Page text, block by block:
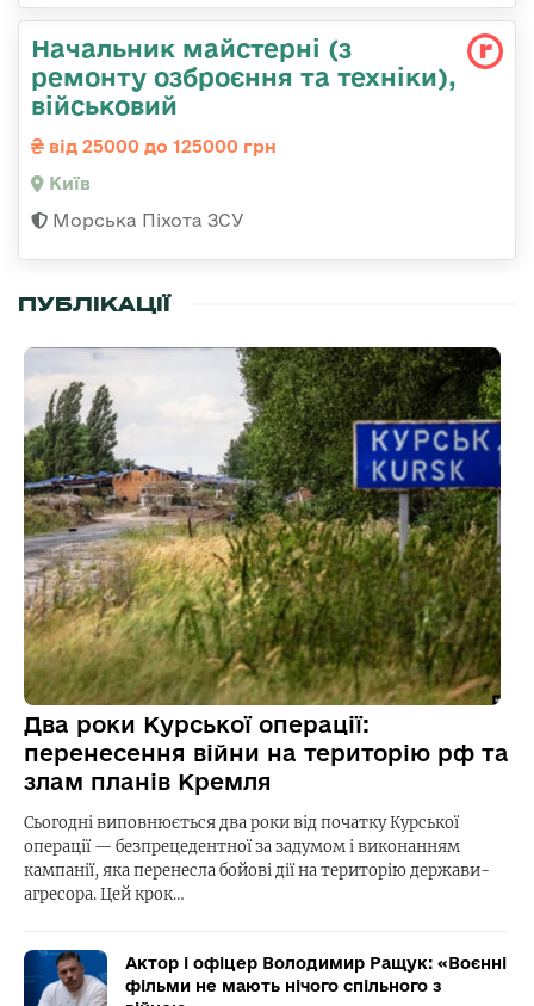
Начальник майстеpні (з
ремонту озбpоєння та техніки),
військовий
від 25000 до 125000 грн
Київ
Морська Піхота ЗСУ
ПУБЛІКАЦІЇ
Два роки Курської операції:
перенесення війни на територію рф та
злам планів Кремля
Сьогодні виповнюється два роки від початку Курської
операції — безпрецедентної за задумом і виконанням
кампанії, яка перенесла бойові дії на територію держави-
агресора. Цей крок…
Актор і офіцер Володимир Ращук: «Воєнні
фільми не мають нічого спільного з